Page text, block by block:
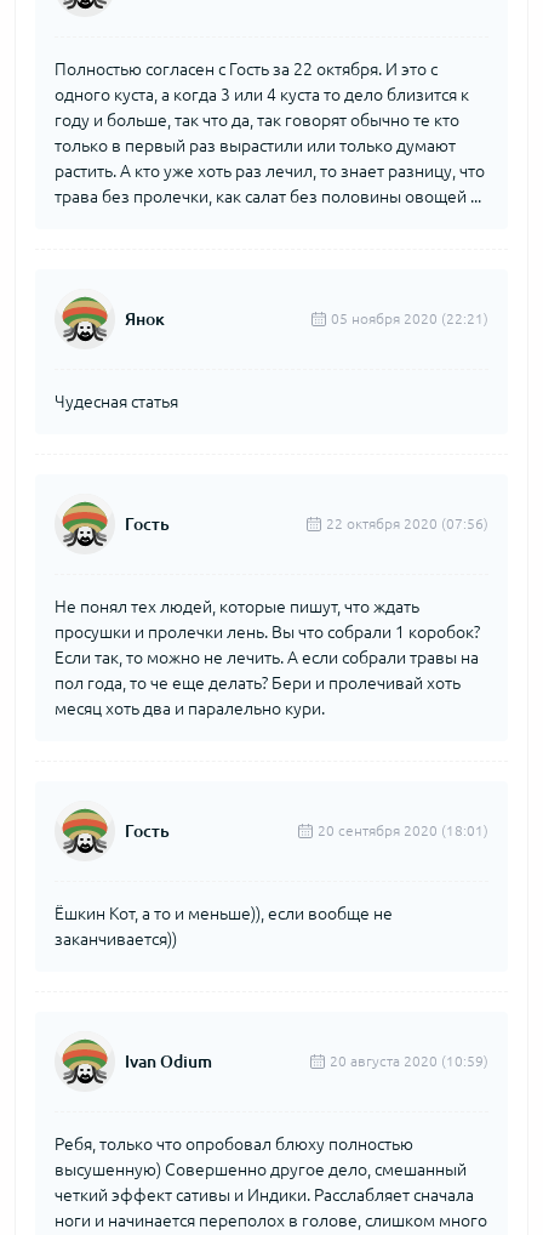
Полностью согласен с Гость за 22 октября. И это с
одного куста, а когда 3 или 4 куста то дело близится к
году и больше, так что да, так говорят обычно те кто
только в первый раз вырастили или только думают
растить. А кто уже хоть раз лечил, то знает разницу, что
трава без пролечки, как салат без половины овощей ...
Янок 05 ноября 2020 (22:21)
Чудесная статья
Гость 22 октября 2020 (07:56)
Не понял тех людей, которые пишут, что ждать
просушки и пролечки лень. Вы что собрали 1 коробок?
Если так, то можно не лечить. А если собрали травы на
пол года, то че еще делать? Бери и пролечивай хоть
месяц хоть два и паралельно кури.
Гость 20 сентября 2020 (18:01)
Ёшкин Кот, а то и меньше)), если вообще не
заканчивается))
Ivan Odium 20 августа 2020 (10:59)
Ребя, только что опробовал блюху полностью
высушенную) Совершенно другое дело, смешанный
четкий эффект сативы и Индики. Расслабляет сначала
ноги и начинается переполох в голове, слишком много